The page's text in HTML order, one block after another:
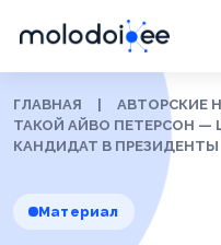
ГЛАВНАЯ АВТОРСКИЕ
ТАКОЙ АЙВО ПЕТЕРСОН —
КАНДИДАТ В ПРЕЗИДЕНТЫ
Материал